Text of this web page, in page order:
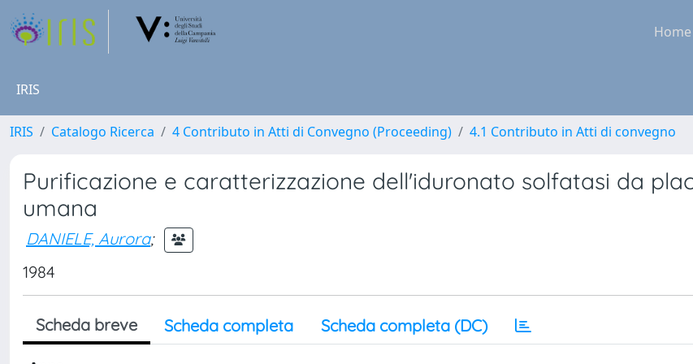
Home
IRIS
IRIS Catalogo Ricerca 4 Contributo in Atti di Convegno (Proceeding) 4.1 Contributo in Atti di convegno
Purificazione e caratterizzazione dell'iduronato solfatasi da
umana
DANIELE, Aurora;
1984
Scheda breve Scheda completa Scheda completa (DC)